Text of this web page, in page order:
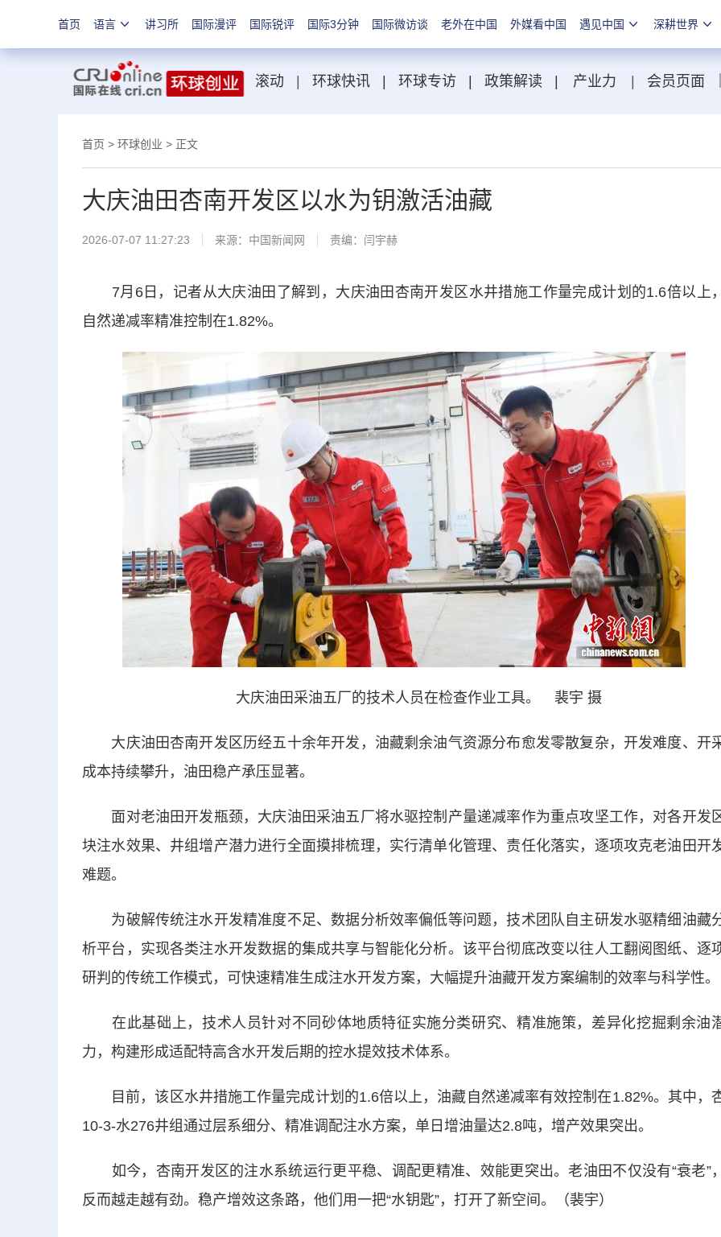
首页 语言 讲习所 国际漫评 国际锐评 国际3分钟 国际微访谈 老外在中国 外媒看中国 遇见中国 深耕世界
滚动 环球快讯 环球专访 政策解读 产业力 会员页面
首页 > 环球创业 > 正文
大庆油田杏南开发区以水为钥激活油藏
2026-07-07 11:27:23 来源： 中国新闻网 责编：闫宇赫
7月6日，记者从大庆油田了解到，大庆油田杏南开发区水井措施工作量完成计划的1.6倍以上
自然递减率精准控制在1.82%。
大庆油田采油五厂的技术人员在检查作业工具。 裴宇 摄
大庆油田杏南开发区历经五十余年开发，油藏剩余油气资源分布愈发零散复杂，开发难度、开
成本持续攀升，油田稳产承压显著。
面对老油田开发瓶颈，大庆油田采油五厂将水驱控制产量递减率作为重点攻坚工作，对各开发
块注水效果、井组增产潜力进行全面摸排梳理，实行清单化管理、责任化落实，逐项攻克老油田开
难题。
为破解传统注水开发精准度不足、数据分析效率偏低等问题，技术团队自主研发水驱精细油藏
析平台，实现各类注水开发数据的集成共享与智能化分析。该平台彻底改变以往人工翻阅图纸、逐
研判的传统工作模式，可快速精准生成注水开发方案，大幅提升油藏开发方案编制的效率与科学性。
在此基础上，技术人员针对不同砂体地质特征实施分类研究、精准施策，差异化挖掘剩余油
力，构建形成适配特高含水开发后期的控水提效技术体系。
目前，该区水井措施工作量完成计划的1.6倍以上，油藏自然递减率有效控制在1.82%。其中，
10-3-水276井组通过层系细分、精准调配注水方案，单日增油量达2.8吨，增产效果突出。
如今，杏南开发区的注水系统运行更平稳、调配更精准、效能更突出。老油田不仅没有“衰老”
反而越走越有劲。稳产增效这条路，他们用一把“水钥匙”，打开了新空间。（裴宇）